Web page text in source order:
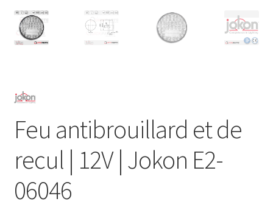
Feu antibrouillard et de
recul | 12V | Jokon E2-
06046